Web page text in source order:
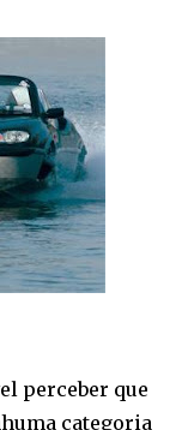
perceber que
categoria